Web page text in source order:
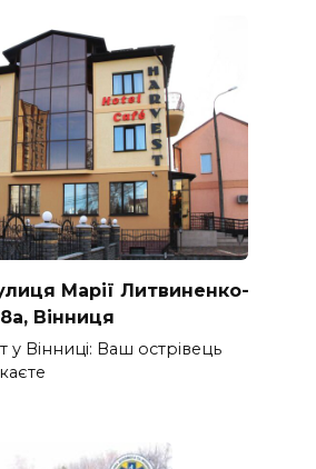
Марії Литвиненко-
Вінниця
у Вінниці: Ваш острівець